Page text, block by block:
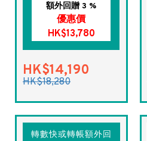
額外回贈 3 %
優惠價
HK$13,780
HK$14,190
HK$18,280
轉數快或轉帳額外回